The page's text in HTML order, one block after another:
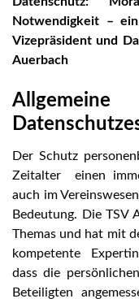
Notwendigkeit –
Vizepräsident und
Auerbach
Der Schutz
Zeitalter einen
auch im
Bedeutung. Die TSV
Themas und hat mit
kompetente
dass die
Beteiligten